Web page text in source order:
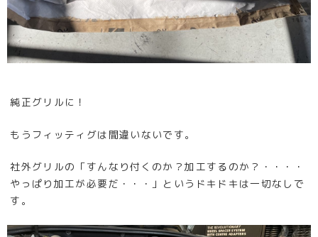
純正グリルに！
もうフィッティグは間違いないです。
社外グリルの「すんなり付くのか？加工するのか？・・・・
やっぱり加工が必要だ・・・」というドキドキは一切なしで
す。